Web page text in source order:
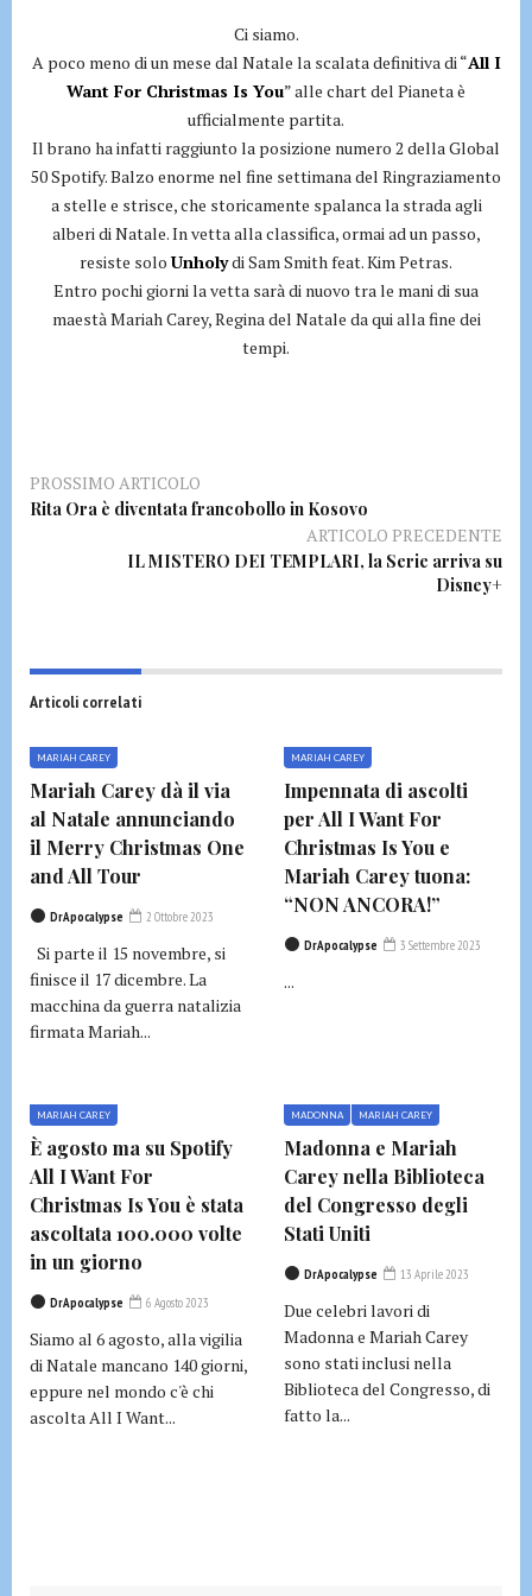
Ci siamo.
A poco meno di un mese dal Natale la scalata definitiva di “All I
Want For Christmas Is You” alle chart del Pianeta è
ufficialmente partita.
Il brano ha infatti raggiunto la posizione numero 2 della Global
50 Spotify. Balzo enorme nel fine settimana del Ringraziamento
a stelle e strisce, che storicamente spalanca la strada agli
alberi di Natale. In vetta alla classifica, ormai ad un passo,
resiste soloUnholydi Sam Smith feat. Kim Petras.
Entro pochi giorni la vetta sarà di nuovo tra le mani di sua
maestà Mariah Carey, Regina del Natale da qui alla fine dei
tempi.
PROSSIMO ARTICOLO
Rita Ora è diventata francobollo in Kosovo
ARTICOLO PRECEDENTE
IL MISTERO DEI TEMPLARI, la Serie arriva su
Disney+
Articoli correlati
MARIAH CAREY
Mariah Carey dà il via
al Natale annunciando
il Merry Christmas One
and All Tour
DrApocalypse 2 Ottobre 2023
Si parte il 15 novembre, si
finisce il 17 dicembre. La
macchina da guerra natalizia
firmata Mariah...
MARIAH CAREY
Impennata di ascolti
per All I Want For
Christmas Is You e
Mariah Carey tuona:
“NON ANCORA!”
DrApocalypse 3 Settembre 2023
...
MARIAH CAREY
È agosto ma su Spotify
All I Want For
Christmas Is You è stata
ascoltata 100.000 volte
in un giorno
DrApocalypse 6 Agosto 2023
Siamo al 6 agosto, alla vigilia
di Natale mancano 140 giorni,
eppure nel mondo c'è chi
ascolta All I Want...
MADONNA MARIAH CAREY
Madonna e Mariah
Carey nella Biblioteca
del Congresso degli
Stati Uniti
DrApocalypse 13 Aprile 2023
Due celebri lavori di
Madonna e Mariah Carey
sono stati inclusi nella
Biblioteca del Congresso, di
fatto la...